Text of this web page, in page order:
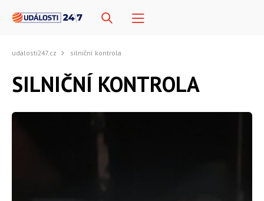
udalosti247.cz silniční kontrola
SILNIČNÍ KONTROLA